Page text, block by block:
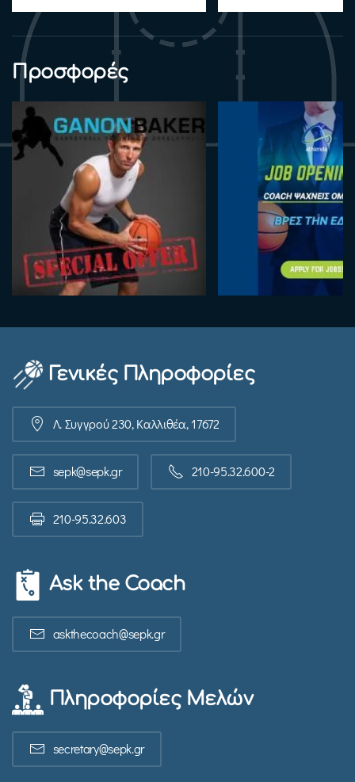
Προσφορές
Γενικές Πληροφορίες
Λ. Συγγρού 230, Καλλιθέα, 17672
sepk@sepk.gr 210-95.32.600-2
210-95.32.603
Ask the Coach
askthecoach@sepk.gr
Πληροφορίες Μελών
secretary@sepk.gr